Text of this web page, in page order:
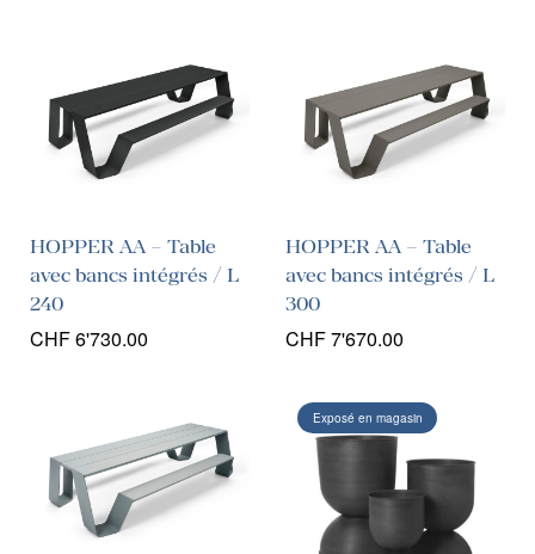
HOPPER AA – Table
avec bancs intégrés / L
240
CHF6'730.00
HOPPER AA – Table
avec bancs intégrés / L
300
CHF7'670.00
Exposé en magasin